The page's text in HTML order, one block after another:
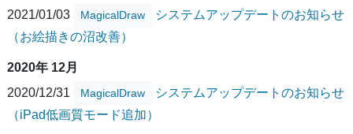
2021/01/03
MagicalDraw
システムアップデートのお知らせ
（お絵描きの沼改善）
2020年 12月
2020/12/31
MagicalDraw
システムアップデートのお知らせ
（iPad低画質モード追加）